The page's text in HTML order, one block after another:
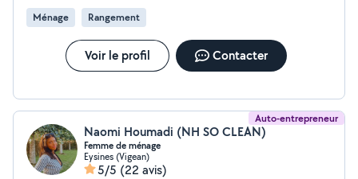
Ménage Rangement
Voir le profil Contacter
Auto-entrepreneur
Naomi Houmadi (NH SO CLEAN)
Femme de ménage
Eysines (Vigean)
5/5 (22 avis)